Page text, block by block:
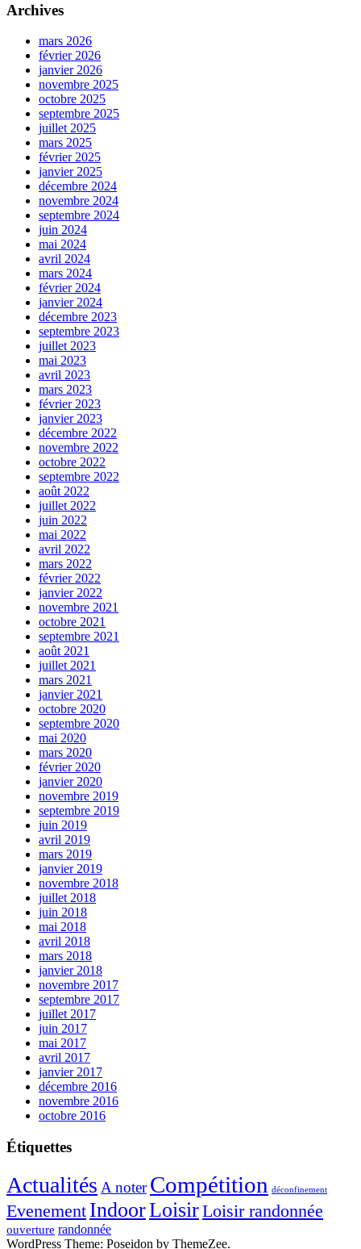
Archives
mars 2026
février 2026
janvier 2026
novembre 2025
octobre 2025
septembre 2025
juillet 2025
mars 2025
février 2025
janvier 2025
décembre 2024
novembre 2024
septembre 2024
juin 2024
mai 2024
avril 2024
mars 2024
février 2024
janvier 2024
décembre 2023
septembre 2023
juillet 2023
mai 2023
avril 2023
mars 2023
février 2023
janvier 2023
décembre 2022
novembre 2022
octobre 2022
septembre 2022
août 2022
juillet 2022
juin 2022
mai 2022
avril 2022
mars 2022
février 2022
janvier 2022
novembre 2021
octobre 2021
septembre 2021
août 2021
juillet 2021
mars 2021
janvier 2021
octobre 2020
septembre 2020
mai 2020
mars 2020
février 2020
janvier 2020
novembre 2019
septembre 2019
juin 2019
avril 2019
mars 2019
janvier 2019
novembre 2018
juillet 2018
juin 2018
mai 2018
avril 2018
mars 2018
janvier 2018
novembre 2017
septembre 2017
juillet 2017
juin 2017
mai 2017
avril 2017
janvier 2017
décembre 2016
novembre 2016
octobre 2016
Étiquettes
Actualités A noter Compétition déconfinement
Evenement IndoorLoisirLoisir randonnée
ouverture randonnée
WordPress Theme: Poseidon by ThemeZee.